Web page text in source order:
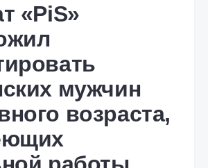
«PiS»
мужчин
возраста,